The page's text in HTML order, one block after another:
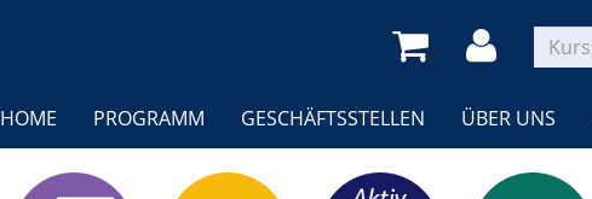
HOME PROGRAMM GESCHÄFTSSTELLEN ÜBER UNS